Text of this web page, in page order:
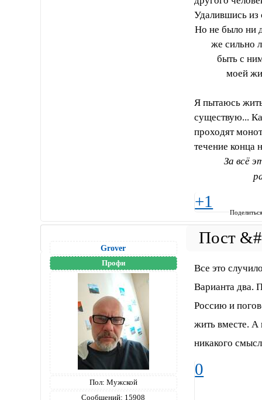
Удалившись из
Но не было ни
же сильно
быть с
моей
Я пытаюсь
существую...
проходят
течение конца
За всё
+1
Grover
Профи
Пол: Мужской
Сообщений: 15908
Все это
Варианта два.
Россию и
жить вместе. А
никакого
0